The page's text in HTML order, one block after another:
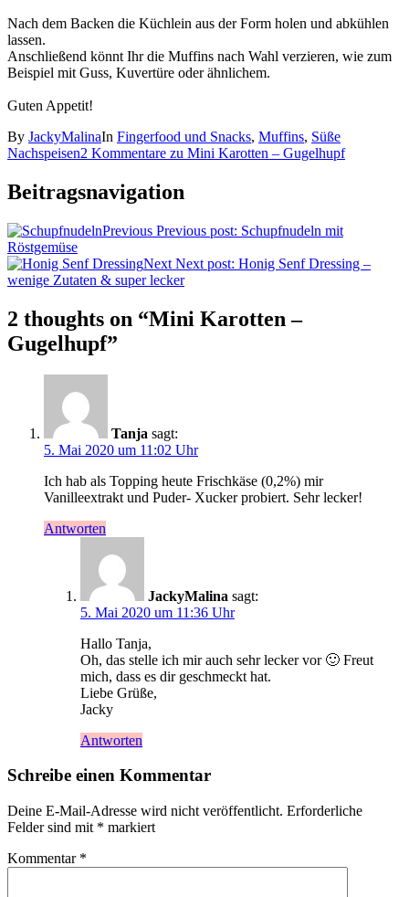
Nach dem Backen die Küchlein aus der Form holen und abkühlen
lassen.
Anschließend könnt Ihr die Muffins nach Wahl verzieren, wie zum
Beispiel mit Guss, Kuvertüre oder ähnlichem.
Guten Appetit!
By JackyMalinaIn Fingerfood und Snacks, Muffins, Süße
Nachspeisen2 Kommentare zu Mini Karotten – Gugelhupf
Beitragsnavigation
Previous Previous post: Schupfnudeln mit
Röstgemüse
Next Next post: Honig Senf Dressing –
wenige Zutaten & super lecker
2 thoughts on “Mini Karotten –
Gugelhupf”
Tanja sagt:
5. Mai 2020 um 11:02 Uhr
Ich hab als Topping heute Frischkäse (0,2%) mir
Vanilleextrakt und Puder- Xucker probiert. Sehr lecker!
Antworten
JackyMalina sagt:
5. Mai 2020 um 11:36 Uhr
Hallo Tanja,
Oh, das stelle ich mir auch sehr lecker vor 🙂 Freut
mich, dass es dir geschmeckt hat.
Liebe Grüße,
Jacky
Antworten
Schreibe einen Kommentar
Deine E-Mail-Adresse wird nicht veröffentlicht. Erforderliche
Felder sind mit * markiert
Kommentar *